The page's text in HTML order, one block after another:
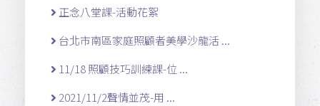
正念八堂課-活動花絮
台北市南區家庭照顧者美學沙龍活 ...
11/18 照顧技巧訓練課-位 ...
2021/11/2聲情並茂-用 ...